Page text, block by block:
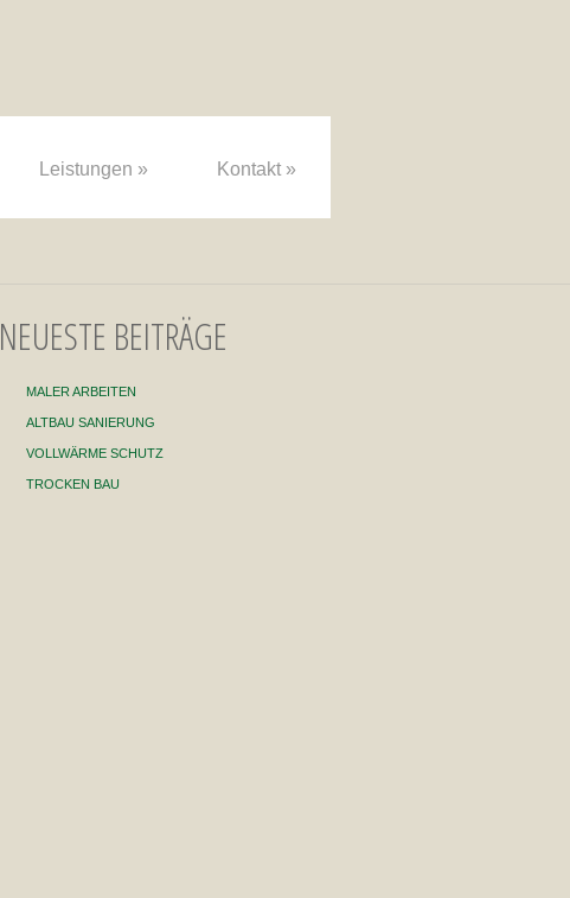
Leistungen » Kontakt »
NEUESTE BEITRÄGE
MALER ARBEITEN
ALTBAU SANIERUNG
VOLLWÄRME SCHUTZ
TROCKEN BAU